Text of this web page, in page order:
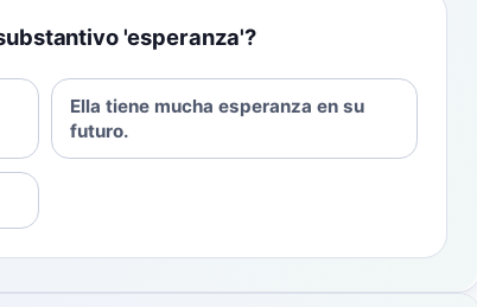
'esperanza'?
Ella tiene mucha esperanza en su
futuro.